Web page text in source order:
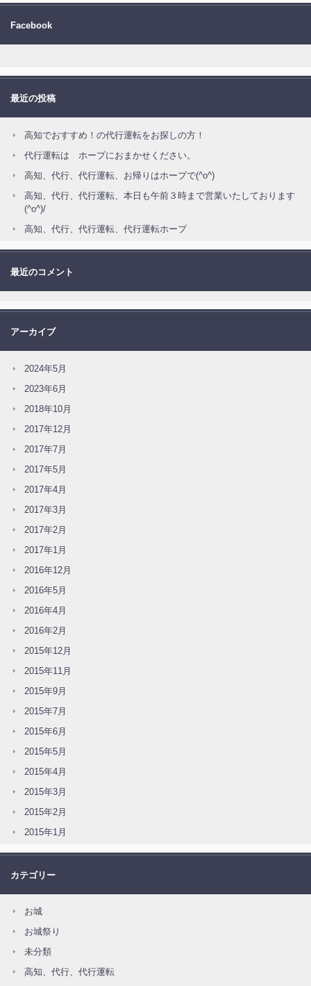
Facebook
最近の投稿
高知でおすすめ！の代行運転をお探しの方！
代行運転は ホープにおまかせください。
高知、代行、代行運転、お帰りはホープで(^o^)
高知、代行、代行運転、本日も午前３時まで営業いたしております
(^o^)/
高知、代行、代行運転、代行運転ホープ
最近のコメント
アーカイブ
2024年5月
2023年6月
2018年10月
2017年12月
2017年7月
2017年5月
2017年4月
2017年3月
2017年2月
2017年1月
2016年12月
2016年5月
2016年4月
2016年2月
2015年12月
2015年11月
2015年9月
2015年7月
2015年6月
2015年5月
2015年4月
2015年3月
2015年2月
2015年1月
カテゴリー
お城
お城祭り
未分類
高知、代行、代行運転